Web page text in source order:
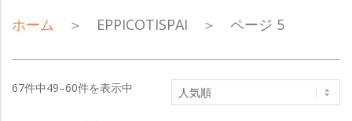
NAVIGATION
MENU
ホーム ＞ EPPICOTISPAI ＞ ページ 5
67件中49–60件を表示中